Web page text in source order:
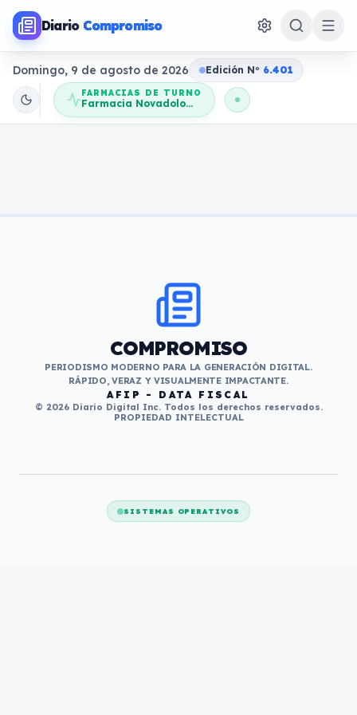
Diario Compromiso
Domingo, 9 de agosto de 2026 Edición No 6.401
FARMACIAS DE TURNO
Farmacia Novadolores
COMPROMISO
PERIODISMO MODERNO PARA LA GENERACIÓN DIGITAL.
RÁPIDO, VERAZ Y VISUALMENTE IMPACTANTE.
AFIP - DATA FISCAL
© 2026 Diario Digital Inc. Todos los derechos reservados.
PROPIEDAD INTELECTUAL
SISTEMAS OPERATIVOS